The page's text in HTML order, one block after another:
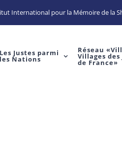
International pour la Mémoire de la
Les Justes parmi
les Nations
Réseau
Villages des
de France»